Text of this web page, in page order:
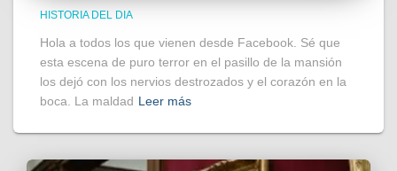
HISTORIA DEL DIA
Hola a todos los que vienen desde Facebook. Sé que
esta escena de puro terror en el pasillo de la mansión
los dejó con los nervios destrozados y el corazón en la
boca. La maldad Leer más